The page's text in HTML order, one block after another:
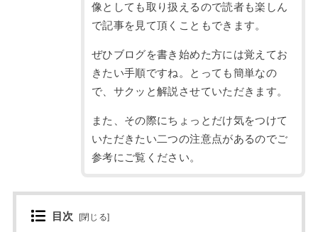
像としても取り扱えるので読者も楽しん
で記事を見て頂くこともできます。
ぜひブログを書き始めた方には覚えてお
きたい手順ですね。とっても簡単なの
で、サクッと解説させていただきます。
また、その際にちょっとだけ気をつけて
いただきたい二つの注意点があるのでご
参考にご覧ください。
目次 [閉じる]